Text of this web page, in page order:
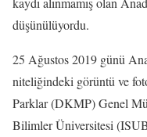
düşünülüyordu.
25 Ağustos 2019 günü
niteliğindeki görüntü ve
Parklar (DKMP) Genel
Bilimler Üniversitesi